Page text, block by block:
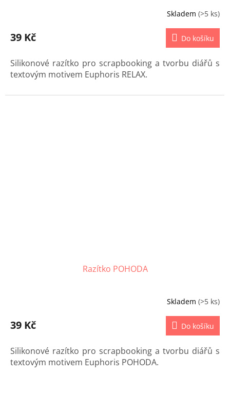
Skladem (>5 ks)
39 Kč Do košíku
Silikonové razítko pro scrapbooking a tvorbu diářů s
textovým motivem Euphoris RELAX.
Razítko POHODA
Skladem (>5 ks)
39 Kč Do košíku
Silikonové razítko pro scrapbooking a tvorbu diářů s
textovým motivem Euphoris POHODA.